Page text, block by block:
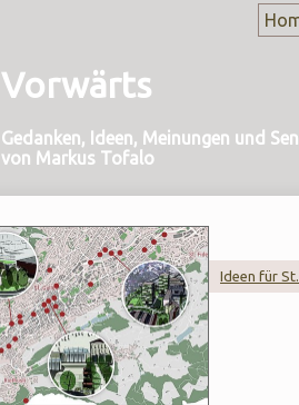
Vorwärts
Gedanken, Ideen, Meinungen und
von Markus Tofalo
Ideen für